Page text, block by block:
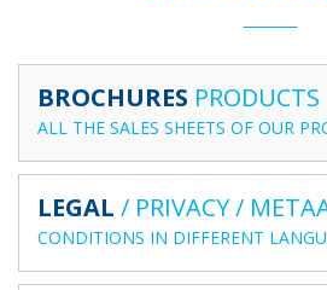
BROCHURES PRODUCTS
ALL THE SALES SHEETS OF OUR
LEGAL / PRIVACY /
CONDITIONS IN DIFFERENT